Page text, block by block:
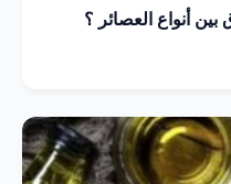
أنواع العصائر ؟